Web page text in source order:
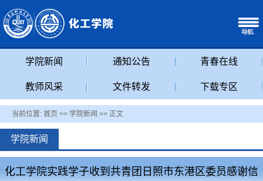
学院新闻 通知公告 青春在线
教师风采 文件转发 下载专区
当前位置: 首页 >> 学院新闻 >> 正文
学院新闻
化工学院实践学子收到共青团日照市东港区委员感谢信